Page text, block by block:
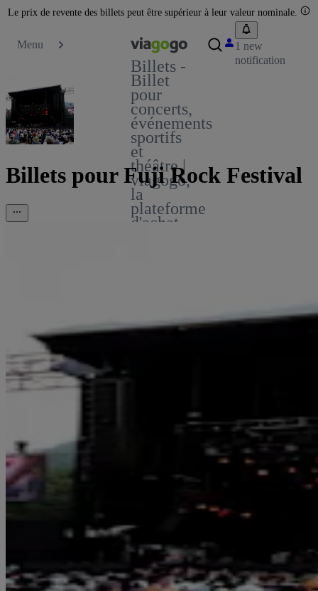
Le prix de revente des billets peut être supérieur à leur valeur nominale.
Menu
Billets -
Billet
pour
concerts,
événements
sportifs
et
théâtre |
viagogo,
la
plateforme
d'achat
1 new
notification
Billets pour Fuji Rock Festival